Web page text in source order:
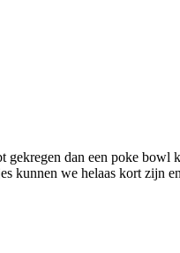
dan een poke
kunnen we helaas kort zijn